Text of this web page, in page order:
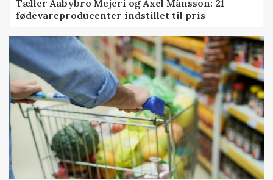
Tæller Aabybro Mejeri og Axel Månsson: 21
fødevareproducenter indstillet til pris